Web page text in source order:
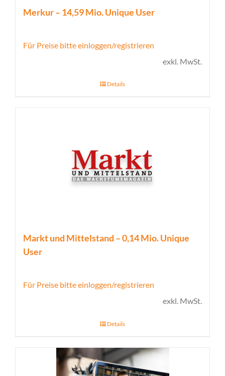
Merkur – 14,59 Mio. Unique User
Für Preise bitte einloggen/registrieren
exkl. MwSt.
Details
Markt und Mittelstand – 0,14 Mio. Unique
User
Für Preise bitte einloggen/registrieren
exkl. MwSt.
Details